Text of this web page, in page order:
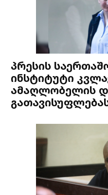
პრესის
ინსტიტუტი
ამაღლობელის